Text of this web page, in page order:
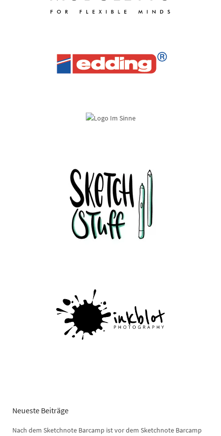
Neueste Beiträge
Nach dem Sketchnote Barcamp ist vor dem Sketchnote Barcamp